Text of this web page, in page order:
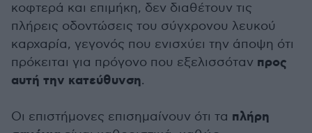
κοφτερά και επιμήκη, δεν διαθέτουν τις
πλήρεις οδοντώσεις του σύγχρονου λευκού
καρχαρία, γεγονός που ενισχύει την άποψη ότι
πρόκειται για πρόγονο που εξελισσόταν προς
αυτή την κατεύθυνση.
Οι επιστήμονες επισημαίνουν ότι τα πλήρη